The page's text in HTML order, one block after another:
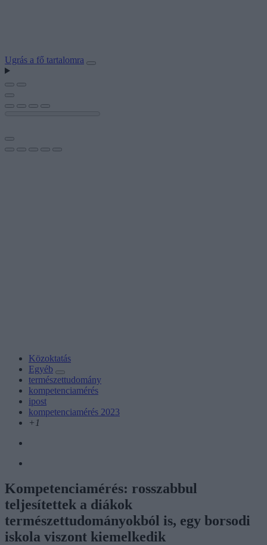
Ugrás a fő tartalomra
Közoktatás
Egyéb
természettudomány
kompetenciamérés
ipost
kompetenciamérés 2023
+1
Kompetenciamérés: rosszabbul
teljesítettek a diákok
természettudományokból is, egy borsodi
iskola viszont kiemelkedik